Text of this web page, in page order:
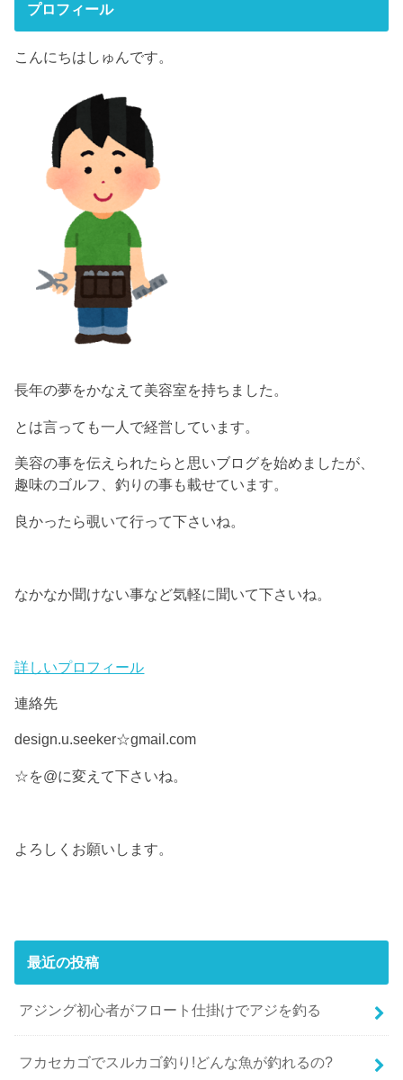
プロフィール
こんにちはしゅんです。
長年の夢をかなえて美容室を持ちました。
とは言っても一人で経営しています。
美容の事を伝えられたらと思いブログを始めましたが、
趣味のゴルフ、釣りの事も載せています。
良かったら覗いて行って下さいね。
なかなか聞けない事など気軽に聞いて下さいね。
詳しいプロフィール
連絡先
design.u.seeker☆gmail.com
☆を@に変えて下さいね。
よろしくお願いします。
最近の投稿
アジング初心者がフロート仕掛けでアジを釣る
フカセカゴでスルカゴ釣り!どんな魚が釣れるの?